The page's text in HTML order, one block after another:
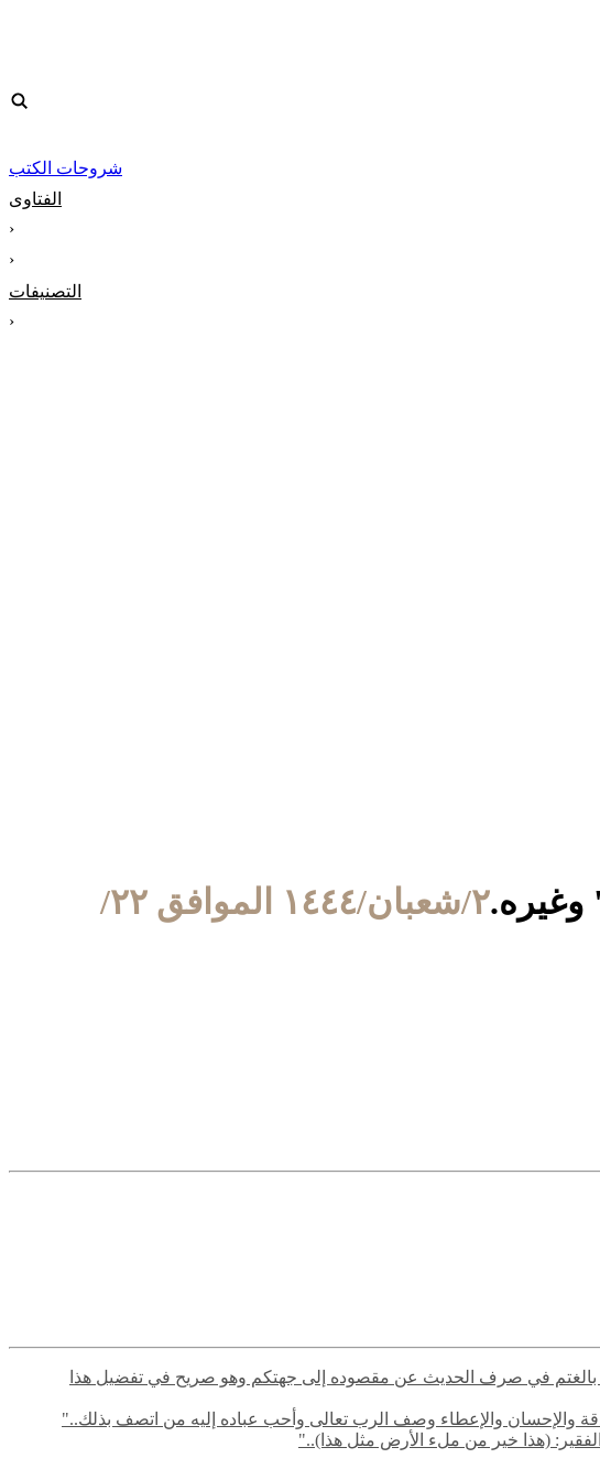
شروحات الكتب
الفتاوى
‹
‹
التصنيفات
‹
٢/شعبان/١٤٤٤ الموافق ٢٢/
لقد بالغتم في صرف الحديث عن مقصوده إلى جهتكم وهو صريح في تفضيل هذا